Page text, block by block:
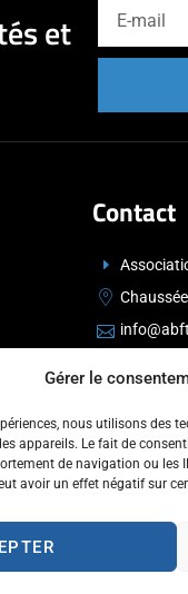
Gérer le
nous utilisons des
appareils. Le fait de
de navigation ou les
avoir un effet négatif sur
et
Contact